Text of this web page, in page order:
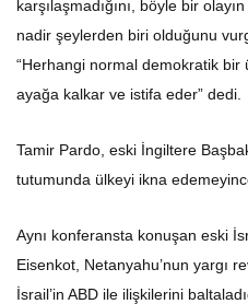
karşılaşmadığını, böyle bir
nadir şeylerden biri olduğunu
“Herhangi normal demokratik bir
ayağa kalkar ve istifa eder” dedi.
Tamir Pardo, eski İngiltere
tutumunda ülkeyi ikna
Aynı konferansta konuşan eski
Eisenkot, Netanyahu’nun yargı
İsrail’in ABD ile ilişkilerini